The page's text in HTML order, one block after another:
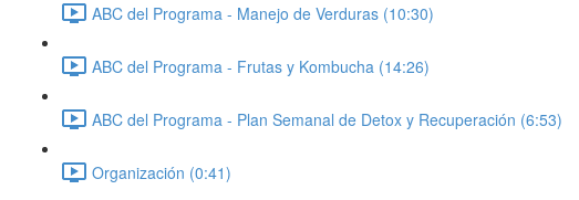
ABC del Programa - Manejo de Verduras (10:30)
ABC del Programa - Frutas y Kombucha (14:26)
ABC del Programa - Plan Semanal de Detox y Recuperación (6:53)
Organización (0:41)